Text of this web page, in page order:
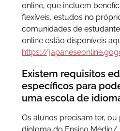
online, que incluem
flexíveis, estudos no
comunidades de
online estão disponíveis
https://
Existem requisitos
específicos para
uma escola de
Os alunos precisam ter,
diploma do Ensino Médio/